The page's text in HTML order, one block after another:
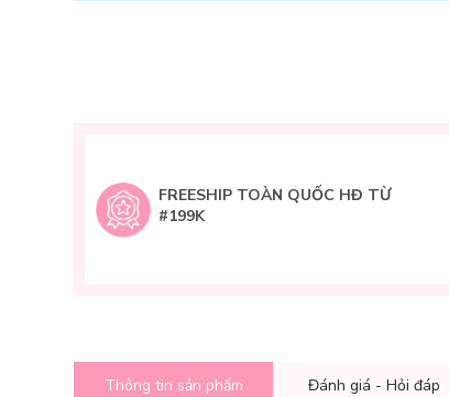
FREESHIP TOÀN QUỐC HĐ TỪ
#199K
Thông tin sản phẩm Đánh giá - Hỏi đáp